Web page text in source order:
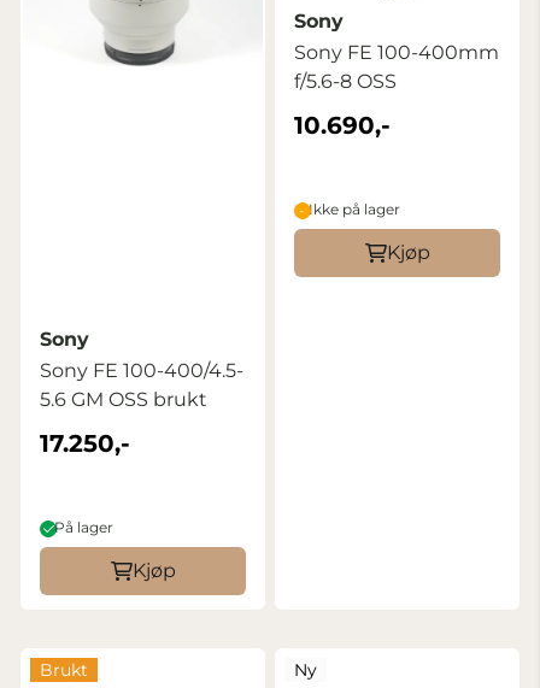
Sony
Sony FE 100-400/4.5-
5.6 GM OSS brukt
17.250,-
På lager
Kjøp
Sony
Sony FE 100-400mm
f/5.6-8 OSS
10.690,-
Ikke på lager
Kjøp
Brukt
Ny